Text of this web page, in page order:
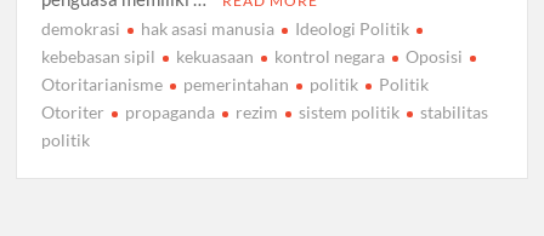
demokrasi hak asasi manusia
Ideologi Politik
kebebasan sipil
kekuasaan kontrol negara
Oposisi
Otoritarianisme
pemerintahan politik
Politik
Otoriter
propaganda rezim sistem politik
stabilitas
politik